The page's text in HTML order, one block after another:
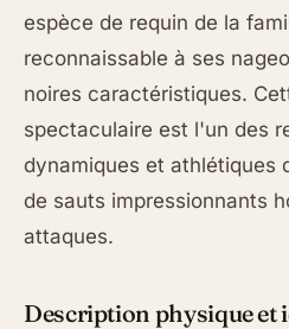
espèce de requin de la
reconnaissable à ses
noires caractéristiques.
spectaculaire est l'un des
dynamiques et athlétiques
de sauts impressionnants
attaques.
Description physique et